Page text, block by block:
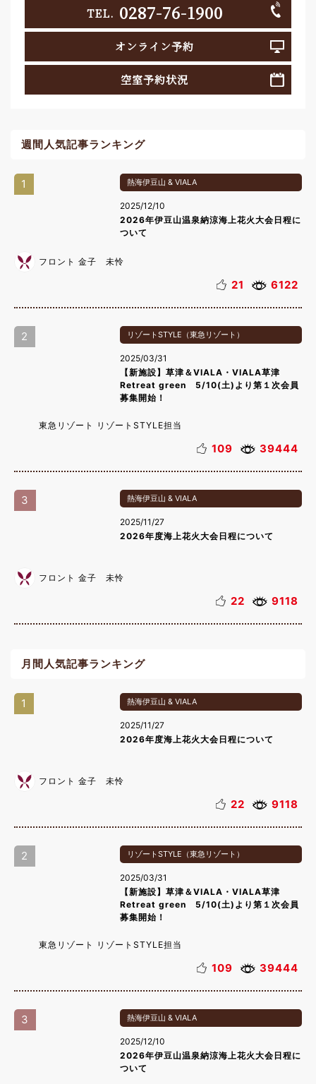
TEL. 0287-76-1900
オンライン予約
空室予約状況
週間人気記事ランキング
1 熱海伊豆山 & VIALA
2025/12/10
2026年伊豆山温泉納涼海上花火大会日程に
ついて
フロント 金子 未怜
21 6122
2 リゾートSTYLE（東急リゾート）
2025/03/31
【新施設】草津＆VIALA・VIALA草津
Retreat green 5/10(土)より第１次会員
募集開始！
東急リゾート リゾートSTYLE担当
109 39444
3 熱海伊豆山 & VIALA
2025/11/27
2026年度海上花火大会日程について
フロント 金子 未怜
22 9118
月間人気記事ランキング
1 熱海伊豆山 & VIALA
2025/11/27
2026年度海上花火大会日程について
フロント 金子 未怜
22 9118
2 リゾートSTYLE（東急リゾート）
2025/03/31
【新施設】草津＆VIALA・VIALA草津
Retreat green 5/10(土)より第１次会員
募集開始！
東急リゾート リゾートSTYLE担当
109 39444
3 熱海伊豆山 & VIALA
2025/12/10
2026年伊豆山温泉納涼海上花火大会日程に
ついて